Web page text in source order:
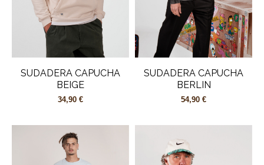
SUDADERA CAPUCHA
BEIGE
34,90 €
SUDADERA CAPUCHA
BERLIN
54,90 €